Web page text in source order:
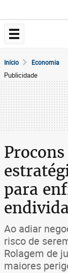
Início Economia
Publicidade
para
Ao adiar
risco de
Rolagem de
maiores